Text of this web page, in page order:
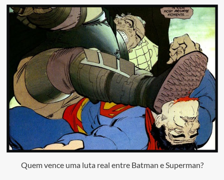
Quem vence uma luta real entre Batman e Superman?